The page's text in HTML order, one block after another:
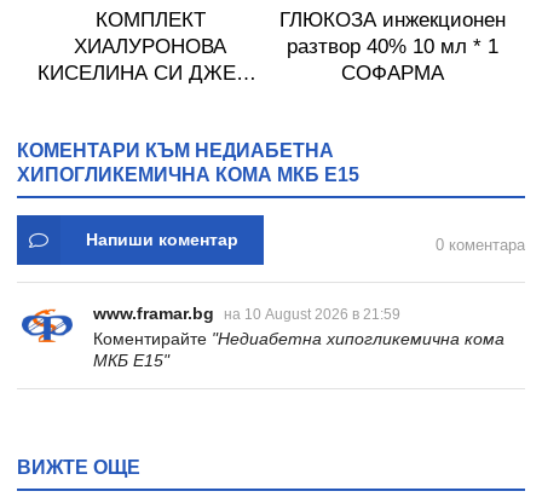
КОМПЛЕКТ
ХИАЛУРОНОВА
КИСЕЛИНА СИ ДЖЕЛИ
ГЛЮКОЗА инжекционен
разтвор 40% 10 мл * 1
СОФАРМА
КОМЕНТАРИ КЪМ НЕДИАБЕТНА
ХИПОГЛИКЕМИЧНА КОМА МКБ E15
Напиши коментар 0 коментара
www.framar.bg на 10 August 2026 в 21:59
Коментирайте "Недиабетна хипогликемична кома
МКБ E15"
ВИЖТЕ ОЩЕ